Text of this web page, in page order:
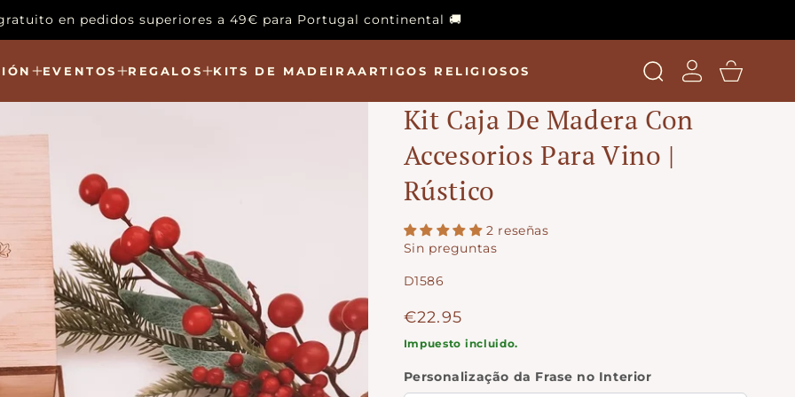
en pedidos superiores a 49€ para Portugal continental 🚚
EVENTOS REGALOS KITS DE MADEIRAARTIGOS RELIGIOSOS Acceso
Carro
Kit Caja De Madera Con
Accesorios Para Vino |
Rústico
2 reseñas
Sin preguntas
SKU:
D1586
Precio
regular
€22.95
Impuesto incluido.
Personalização da Frase no Interior